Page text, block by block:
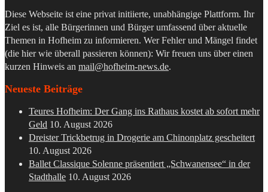
Diese Webseite ist eine privat initiierte, unabhängige Plattform. Ihr
Ziel es ist, alle Bürgerinnen und Bürger umfassend über aktuelle
Themen in Hofheim zu informieren. Wer Fehler und Mängel findet
(die hier wie überall passieren können): Wir freuen uns über einen
kurzen Hinweis an mail@hofheim-news.de.
Neueste Beiträge
Teures Hofheim: Der Gang ins Rathaus kostet ab sofort mehr
Geld 10. August 2026
Dreister Trickbetrug in Drogerie am Chinonplatz gescheitert
10. August 2026
Ballet Classique Solenne präsentiert „Schwanensee“ in der
Stadthalle 10. August 2026